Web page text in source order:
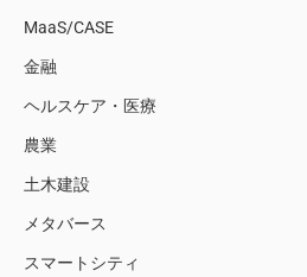
MaaS/CASE
金融
ヘルスケア・医療
農業
土木建設
メタバース
スマートシティ